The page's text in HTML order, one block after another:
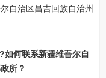
自治区昌吉回族自治州
如何联系新疆维吾尔自
所？